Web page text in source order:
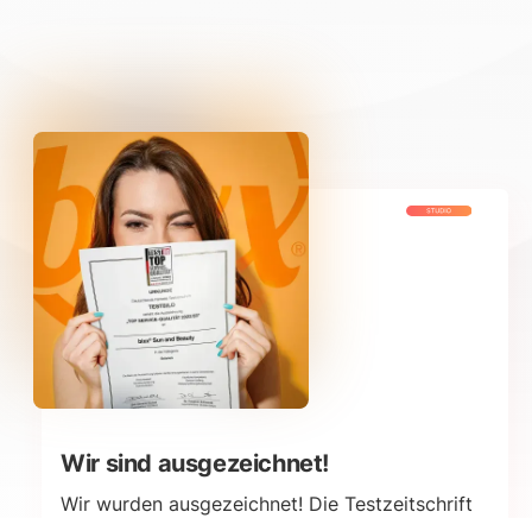
Wir sind ausgezeichnet!
Wir wurden ausgezeichnet! Die Testzeitschrift